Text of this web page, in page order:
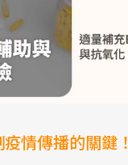
情傳播的關鍵！